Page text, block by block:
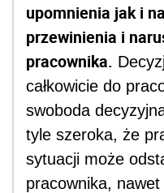
upomnienia jak i
przewinienia i
pracownika.
całkowicie do
swoboda
tyle szeroka, że
sytuacji może
pracownika,